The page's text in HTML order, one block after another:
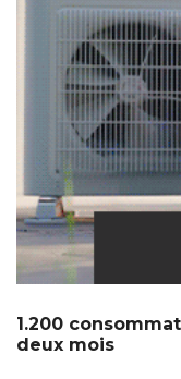
1.200
deux mois